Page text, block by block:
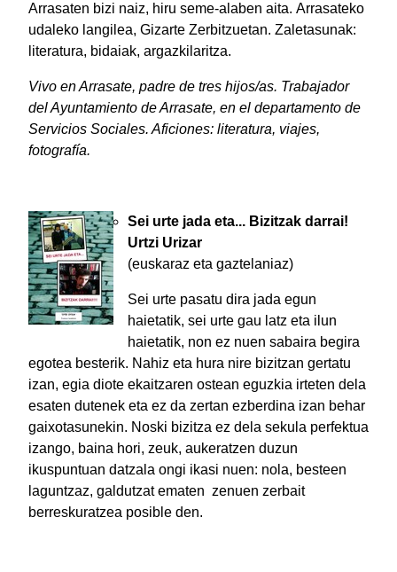
Arrasaten bizi naiz, hiru seme-alaben aita. Arrasateko
udaleko langilea, Gizarte Zerbitzuetan. Zaletasunak:
literatura, bidaiak, argazkilaritza.
Vivo en Arrasate, padre de tres hijos/as. Trabajador
del Ayuntamiento de Arrasate, en el departamento de
Servicios Sociales. Aficiones: literatura, viajes,
fotografía.
Sei urte jada eta... Bizitzak darrai!
Urtzi Urizar
(euskaraz eta gaztelaniaz)
Sei urte pasatu dira jada egun
haietatik, sei urte gau latz eta ilun
haietatik, non ez nuen sabaira begira
egotea besterik. Nahiz eta hura nire bizitzan gertatu
izan, egia diote ekaitzaren ostean eguzkia irteten dela
esaten dutenek eta ez da zertan ezberdina izan behar
gaixotasunekin. Noski bizitza ez dela sekula perfektua
izango, baina hori, zeuk, aukeratzen duzun
ikuspuntuan datzala ongi ikasi nuen: nola, besteen
laguntzaz, galdutzat ematen zenuen zerbait
berreskuratzea posible den.